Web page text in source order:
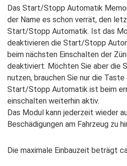
Das Start/Stopp Automatik
der Name es schon verrät, den
Start/Stopp Automatik. Ist das
deaktivieren die Start/Stopp
beim nächsten Einschalten der
deaktiviert. Möchten Sie aber die
nutzen, brauchen Sie nur die
Start/Stopp Automatik ist beim
einschalten weiterhin aktiv.
Das Modul kann jederzeit wieder
Beschädigungen am Fahrzeug zu
Die maximale Einbauzeit beträgt